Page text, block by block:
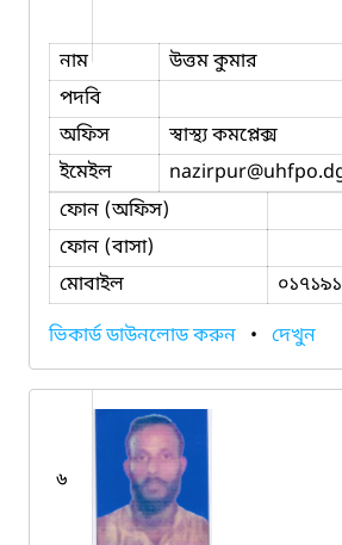
নাম
উত্তম কুমার
পদবি
অফিস
স্বাস্থ্য কমপ্লেক্স
ইমেইল
nazirpur
ফোন (অফিস)
ফোন (বাসা)
মোবাইল
ভিকার্ড ডাউনলোড করুন • দেখুন
৬